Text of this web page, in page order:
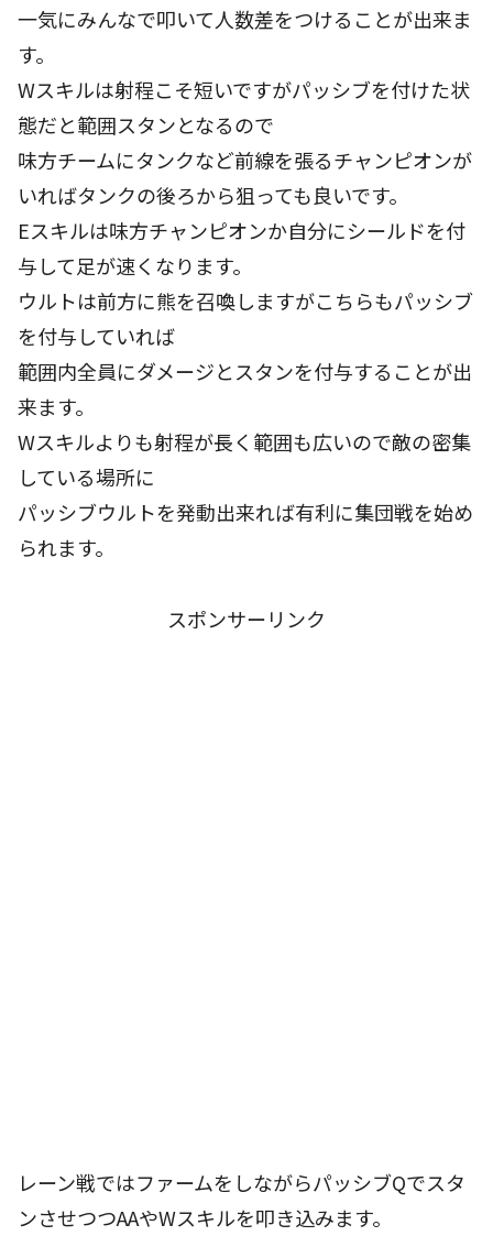
一気にみんなで叩いて人数差をつけることが出来ま
す。
Wスキルは射程こそ短いですがパッシブを付けた状
態だと範囲スタンとなるので
味方チームにタンクなど前線を張るチャンピオンが
いればタンクの後ろから狙っても良いです。
Eスキルは味方チャンピオンか自分にシールドを付
与して足が速くなります。
ウルトは前方に熊を召喚しますがこちらもパッシブ
を付与していれば
範囲内全員にダメージとスタンを付与することが出
来ます。
Wスキルよりも射程が長く範囲も広いので敵の密集
している場所に
パッシブウルトを発動出来れば有利に集団戦を始め
られます。
スポンサーリンク
レーン戦ではファームをしながらパッシブQでスタ
ンさせつつAAやWスキルを叩き込みます。